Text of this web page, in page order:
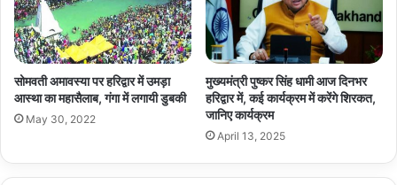
सोमवती अमावस्या पर हरिद्वार में उमड़ा
आस्था का महासैलाब, गंगा में लगायी डुबकी
May 30, 2022
मुख्यमंत्री पुष्कर सिंह धामी आज दिनभर
हरिद्वार में, कई कार्यक्रम में करेंगे शिरकत,
जानिए कार्यक्रम
April 13, 2025